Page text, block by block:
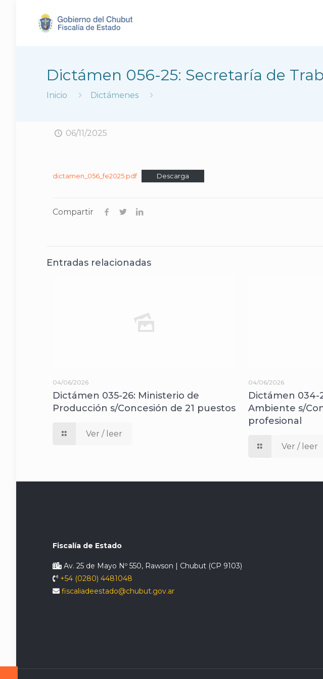
Dictámen 056-25: Secretaría de
Inicio Dictámenes
06/11/2025
dictamen_056_fe2025.pdf Descarga
Compartir
Entradas relacionadas
04/06/2026
Dictámen 035-26: Ministerio de
Producción s/Concesión de 21 puestos
Ver / leer
04/06/2026
Dictámen 034-
Ambiente s/
profesional
Ver / leer
Fiscalía de Estado
Av. 25 de Mayo Nº 550, Rawson | Chubut (CP 9103)
+54 (0280) 4481048
fiscaliadeestado@chubut.gov.ar